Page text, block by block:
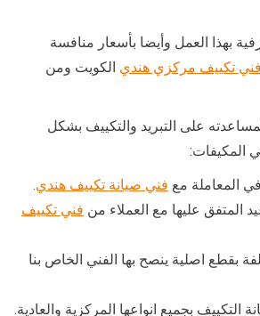
بهذا العمل وأيضا بأسعار منافسة
فني تكييف مركزي هندي الكويت ومن
على التبريد والتكييف بشكل
المكيفات:
المعاملة مع فني صيانة تكييف هندي.
المتفق عليها مع العملاء من فني تكييف
بقطع اصلية ينصح بها الفني الخاص بنا
التكييف بجميع انواعها المركزية والعادية.